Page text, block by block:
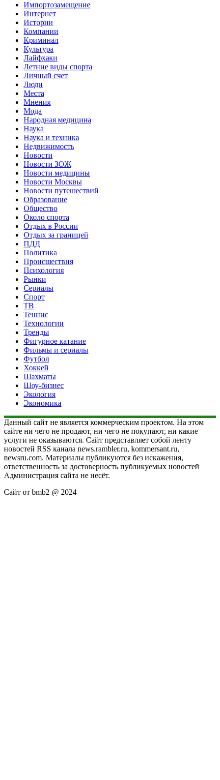
Импортозамещение
Интернет
Истории
Компании
Криминал
Культура
Лайфхаки
Летние виды спорта
Личный счет
Люди
Места
Мнения
Мода
Народная медицина
Наука
Наука и техника
Недвижимость
Новости
Новости ЗОЖ
Новости медицины
Новости Москвы
Новости путешествий
Образование
Общество
Около спорта
Отдых в России
Отдых за границей
ПДД
Политика
Происшествия
Психология
Рынки
Сериалы
Спорт
ТВ
Теннис
Технологии
Тренды
Фигурное катание
Фильмы и сериалы
Футбол
Хоккей
Шахматы
Шоу-бизнес
Экология
Экономика
Данный сайт не является коммерческим проектом. На этом
сайте ни чего не продают, ни чего не покупают, ни какие
услуги не оказываются. Сайт представляет собой ленту
новостей RSS канала news.rambler.ru, kommersant.ru,
newsru.com. Материалы публикуются без искажения,
ответственность за достоверность публикуемых новостей
Администрация сайта не несёт.
Сайт от bmb2 @ 2024